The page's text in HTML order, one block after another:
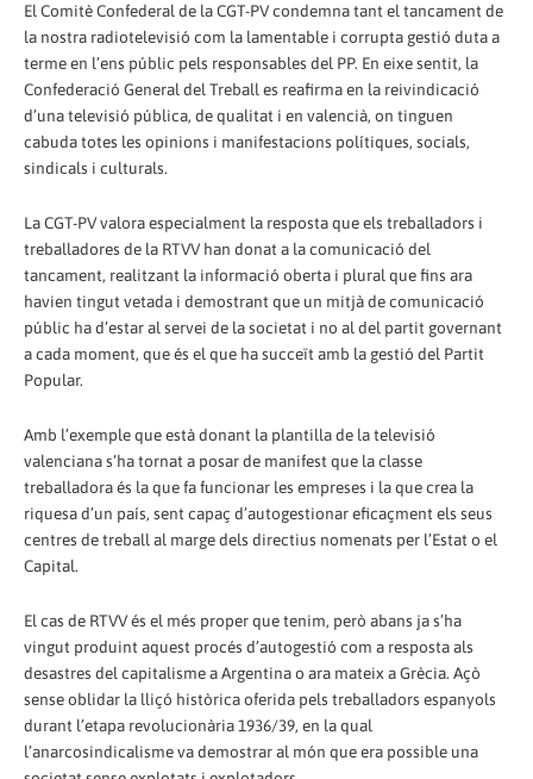
El Comitè Confederal de la CGT-PV condemna tant el tancament de
la nostra radiotelevisió com la lamentable i corrupta gestió duta a
terme en l’ens públic pels responsables del PP. En eixe sentit, la
Confederació General del Treball es reafirma en la reivindicació
d’una televisió pública, de qualitat i en valencià, on tinguen
cabuda totes les opinions i manifestacions polítiques, socials,
sindicals i culturals.
La CGT-PV valora especialment la resposta que els treballadors i
treballadores de la RTVV han donat a la comunicació del
tancament, realitzant la informació oberta i plural que fins ara
havien tingut vetada i demostrant que un mitjà de comunicació
públic ha d’estar al servei de la societat i no al del partit governant
a cada moment, que és el que ha succeït amb la gestió del Partit
Popular.
Amb l’exemple que està donant la plantilla de la televisió
valenciana s’ha tornat a posar de manifest que la classe
treballadora és la que fa funcionar les empreses i la que crea la
riquesa d’un país, sent capaç d’autogestionar eficaçment els seus
centres de treball al marge dels directius nomenats per l’Estat o el
Capital.
El cas de RTVV és el més proper que tenim, però abans ja s’ha
vingut produint aquest procés d’autogestió com a resposta als
desastres del capitalisme a Argentina o ara mateix a Grècia. Açò
sense oblidar la lliçó històrica oferida pels treballadors espanyols
durant l’etapa revolucionària 1936/39, en la qual
l’anarcosindicalisme va demostrar al món que era possible una